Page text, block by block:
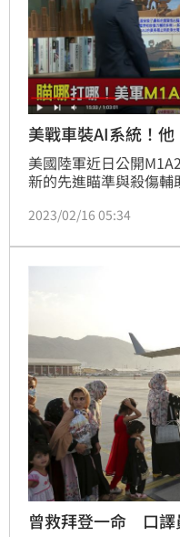
美戰車裝AI系統！
美國陸軍近日公開
新的先進瞄準與殺傷輔
北辰在《94要客訴》節
的簡報，「當時還只
出來。」他說，一般
這套系統變0秒，鎖定
2023/02/16 05:34
曾救拜登一命 口譯